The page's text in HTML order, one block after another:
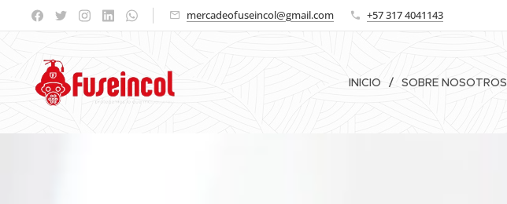
mercadeofuseincol@gmail.com +57 317 4041143
INICIO SOBRE NOSOTROS